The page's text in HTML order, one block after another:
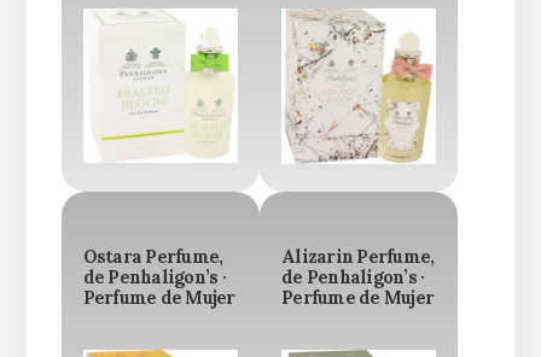
Ostara Perfume,
de Penhaligon’s ·
Perfume de Mujer
Alizarin Perfume,
de Penhaligon’s ·
Perfume de Mujer